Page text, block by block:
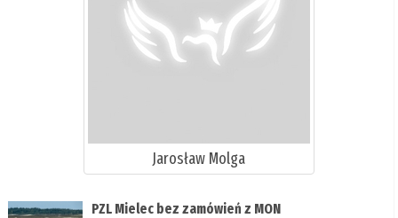
Jarosław Molga
PZL Mielec bez zamówień z MON